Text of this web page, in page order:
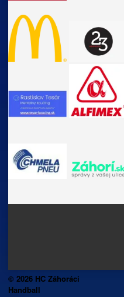
© 2026 HC Záhoráci
Handball